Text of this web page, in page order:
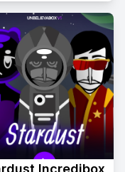
Incredibox